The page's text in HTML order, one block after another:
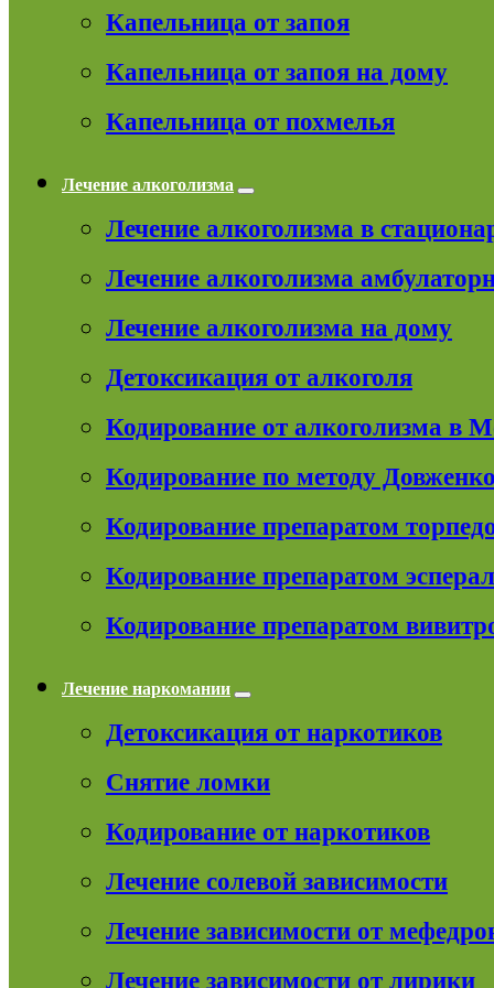
Капельница от запоя
Капельница от запоя на дому
Капельница от похмелья
Лечение алкоголизма
Лечение алкоголизма в
Лечение алкоголизма
Лечение алкоголизма на дому
Детоксикация от алкоголя
Кодирование от алкоголизма в
Кодирование по методу Довженко
Кодирование препаратом
Кодирование препаратом
Кодирование препаратом
Лечение наркомании
Детоксикация от наркотиков
Снятие ломки
Кодирование от наркотиков
Лечение солевой зависимости
Лечение зависимости от
Лечение зависимости от лирики